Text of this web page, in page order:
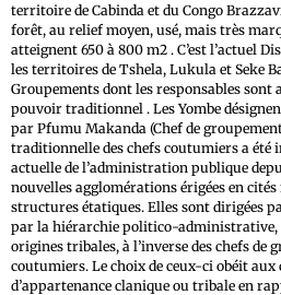
territoire de Cabinda et du Congo
forêt, au relief moyen, usé, mais très
atteignent 650 à 800 m2 . C’est l’actuel
les territoires de Tshela, Lukula et Seke
Groupements dont les responsables sont
pouvoir traditionnel . Les Yombe
par Pfumu Makanda (Chef de
traditionnelle des chefs coutumiers a été
actuelle de l’administration publique
nouvelles agglomérations érigées en
structures étatiques. Elles sont dirigées
par la hiérarchie politico-administrative,
origines tribales, à l’inverse des chefs de
coutumiers. Le choix de ceux-ci obéit
d’appartenance clanique ou tribale en